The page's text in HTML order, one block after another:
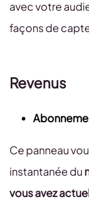
avec votre
façons de
Revenus
Ce panneau
instantanée du
vous avez